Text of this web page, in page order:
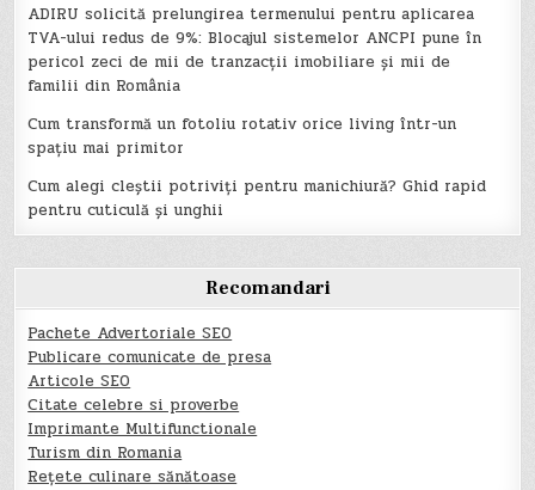
ADIRU solicită prelungirea termenului pentru aplicarea
TVA-ului redus de 9%: Blocajul sistemelor ANCPI pune în
pericol zeci de mii de tranzacții imobiliare și mii de
familii din România
Cum transformă un fotoliu rotativ orice living într-un
spațiu mai primitor
Cum alegi cleștii potriviți pentru manichiură? Ghid rapid
pentru cuticulă și unghii
Recomandari
Pachete Advertoriale SEO
Publicare comunicate de presa
Articole SEO
Citate celebre si proverbe
Imprimante Multifunctionale
Turism din Romania
Rețete culinare sănătoase